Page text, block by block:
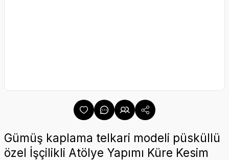
Gümüş kaplama telkari modeli püsküllü
özel İşçilikli Atölye Yapımı Küre Kesim